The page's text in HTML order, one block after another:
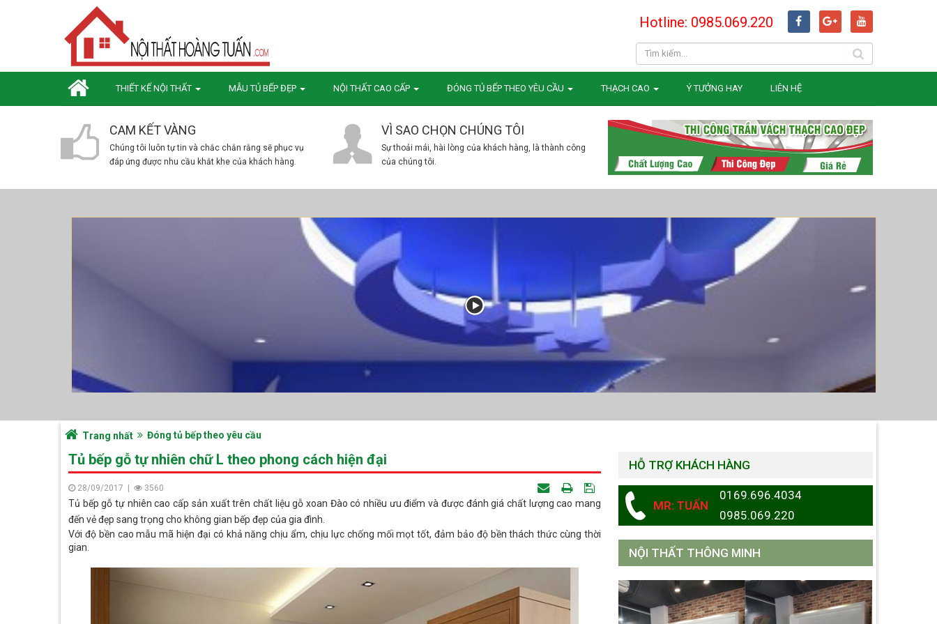
Hotline: 0985.069.220
THIẾT KẾ NỘI THẤT MẪU TỦ BẾP ĐẸP NỘI THẤT CAO CẤP ĐÓNG TỦ BẾP THEO YÊU CẦU THẠCH CAO Ý TƯỞNG HAY LIÊN HỆ
CAM KẾT VÀNG
Chúng tôi luôn tự tin và chắc chắn rằng sẽ phục vụ
đáp ứng được nhu cầu khắt khe của khách hàng.
VÌ SAO CHỌN CHÚNG TÔI
Sự thoải mái, hài lòng của khách hàng, là thành công
của chúng tôi.
Trang nhất Đóng tủ bếp theo yêu cầu
Tủ bếp gỗ tự nhiên chữ L theo phong cách hiện đại
28/09/2017 3560
Tủ bếp gỗ tự nhiên cao cấp sản xuất trên chất liệu gỗ xoan Đào có nhiều ưu điểm và được đánh giá chất lượng cao mang
đến vẻ đẹp sang trọng cho không gian bếp đẹp của gia đình.
Với độ bền cao mẫu mã hiện đại có khả năng chịu ẩm, chịu lực chống mối mọt tốt, đảm bảo độ bền thách thức cùng thời
gian.
HỖ TRỢ KHÁCH HÀNG
MR: TUẤN
0169.696.4034
0985.069.220
NỘI THẤT THÔNG MINH